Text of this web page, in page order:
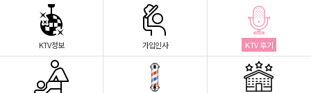
KTV정보 가입인사 KTV 후기